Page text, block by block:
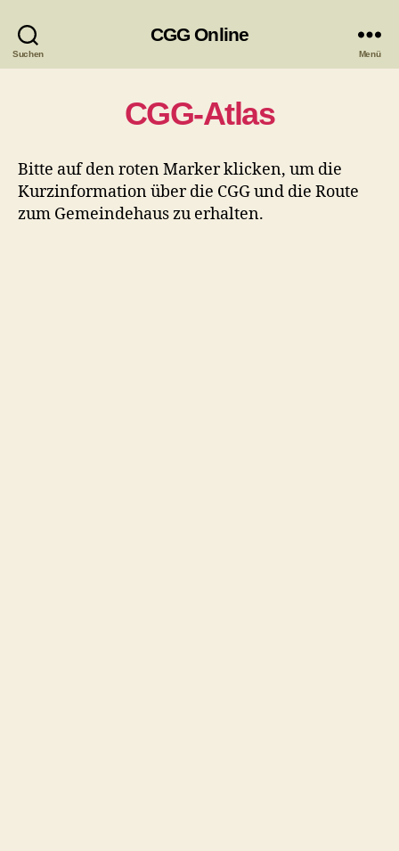
Suchen
CGG Online
Menü
CGG-Atlas
Bitte auf den roten Marker klicken, um die
Kurzinformation über die CGG und die Route
zum Gemeindehaus zu erhalten.